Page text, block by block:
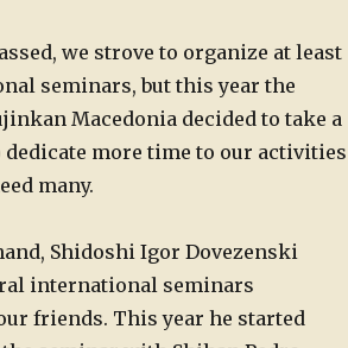
we strove to organize at least
seminars, but this year the
Macedonia decided to take a
dedicate more time to our activities
many.
Shidoshi Igor Dovezenski
international seminars
friends. This year he started